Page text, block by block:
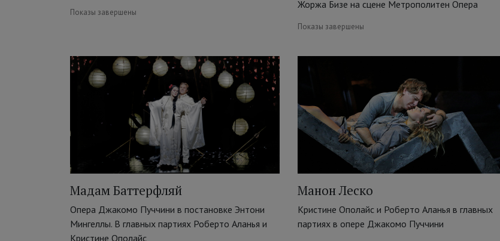
Показы завершены
Жоржа Бизе на сцене Метрополитен Опера
Показы завершены
Мадам Баттерфляй
Опера Джакомо Пуччини в постановке Энтони
Мингеллы. В главных партиях Роберто Аланья и
Кристине Ополайс
Манон Леско
Кристине Ополайс и Роберто Аланья в главных
партиях в опере Джакомо Пуччини